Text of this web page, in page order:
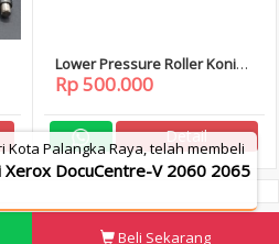
Lower Pressure Roller Konica
Minolta C224 C284 C364 224
284 364
Rp 500.000
Detail
Beli Sekarang
Kota Palangka Raya, telah membeli
Xerox DocuCentre-V 2060 2065